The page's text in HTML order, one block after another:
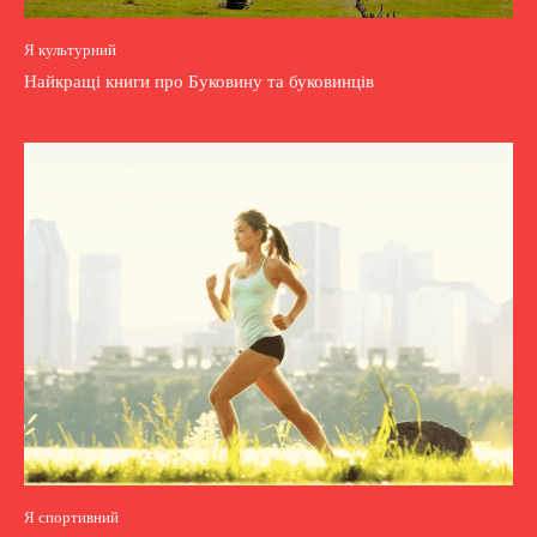
Я культурний
Найкращі книги про Буковину та буковинців
Я спортивний